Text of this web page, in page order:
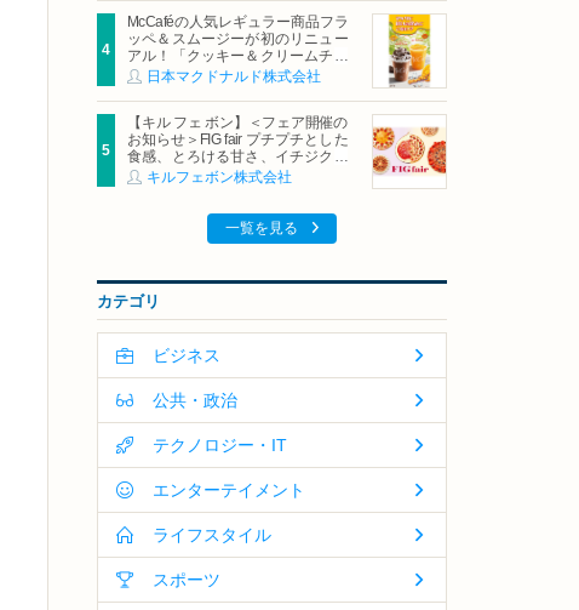
McCaféの人気レギュラー商品フラ
ッペ＆スムージーが初のリニュー
アル！「クッキー＆クリームチョ
コフラッペ」「マンゴースムージ
ー」8月5日（水）から販売開始
日本マクドナルド株式会社
【キル フェ ボン】＜フェア開催の
お知らせ＞FIG fair プチプチとした
食感、とろける甘さ、イチジクの
魅力をたっぷりと。新作を含め、
イチジク尽くしの全4種が登場8月
キルフェボン株式会社
一覧を見る
カテゴリ
ビジネス
公共・政治
テクノロジー・IT
エンターテイメント
ライフスタイル
スポーツ